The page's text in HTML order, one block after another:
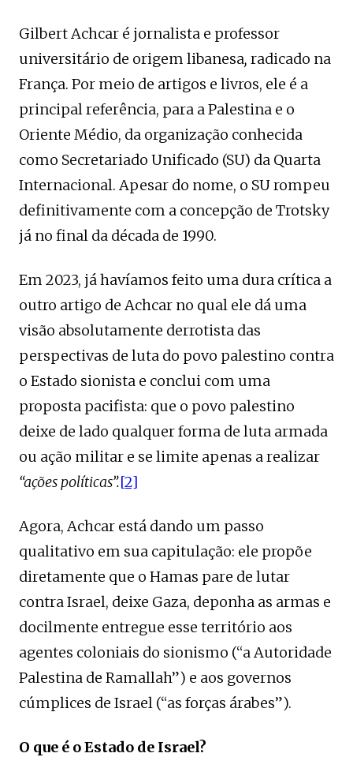
Gilbert Achcar é jornalista e professor
universitário de origem libanesa, radicado na
França. Por meio de artigos e livros, ele é a
principal referência, para a Palestina e o
Oriente Médio, da organização conhecida
como Secretariado Unificado (SU) da Quarta
Internacional. Apesar do nome, o SU rompeu
definitivamente com a concepção de Trotsky
já no final da década de 1990.
Em 2023, já havíamos feito uma dura crítica a
outro artigo de Achcar no qual ele dá uma
visão absolutamente derrotista das
perspectivas de luta do povo palestino contra
o Estado sionista e conclui com uma
proposta pacifista: que o povo palestino
deixe de lado qualquer forma de luta armada
ou ação militar e se limite apenas a realizar
“ações políticas”.[2]
Agora, Achcar está dando um passo
qualitativo em sua capitulação: ele propõe
diretamente que o Hamas pare de lutar
contra Israel, deixe Gaza, deponha as armas e
docilmente entregue esse território aos
agentes coloniais do sionismo (“a Autoridade
Palestina de Ramallah”) e aos governos
cúmplices de Israel (“as forças árabes”).
O que é o Estado de Israel?